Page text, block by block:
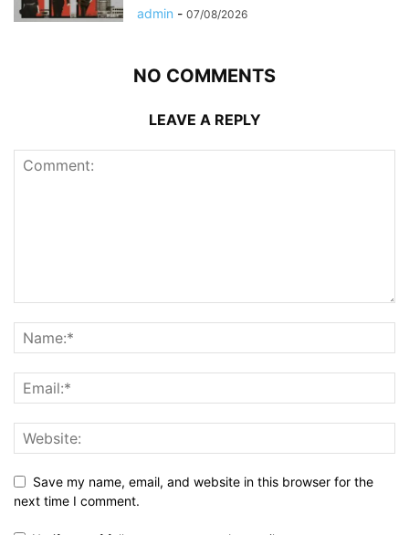
admin - 07/08/2026
NO COMMENTS
LEAVE A REPLY
Save my name, email, and website in this browser for the
next time I comment.